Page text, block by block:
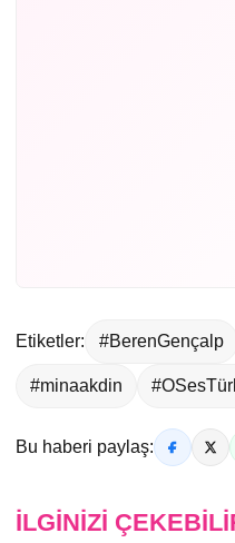
Etiketler: #BerenGençalp
#minaakdin
Bu haberi paylaş:
İLGINIZI